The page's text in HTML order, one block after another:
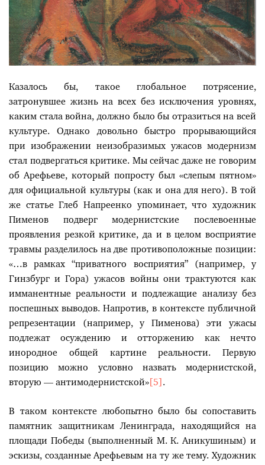
Казалось бы, такое глобальное потрясение,
затронувшее жизнь на всех без исключения уровнях,
каким стала война, должно было бы отразиться на всей
культуре. Однако довольно быстро прорывающийся
при изображении неизобразимых ужасов модернизм
стал подвергаться критике. Мы сейчас даже не говорим
об Арефьеве, который попросту был «слепым пятном»
для официальной культуры (как и она для него). В той
же статье Глеб Напреенко упоминает, что художник
Пименов подверг модернистские послевоенные
проявления резкой критике, да и в целом восприятие
травмы разделилось на две противоположные позиции:
«…в рамках “приватного восприятия” (например, у
Гинзбург и Гора) ужасов войны они трактуются как
имманентные реальности и подлежащие анализу без
поспешных выводов. Напротив, в контексте публичной
репрезентации (например, у Пименова) эти ужасы
подлежат осуждению и отторжению как нечто
инородное общей картине реальности. Первую
позицию можно условно назвать модернистской,
вторую — антимодернистской» [5] .
В таком контексте любопытно было бы сопоставить
памятник защитникам Ленинграда, находящийся на
площади Победы (выполненный М. К. Аникушиным) и
эскизы, созданные Арефьевым на ту же тему. Художник